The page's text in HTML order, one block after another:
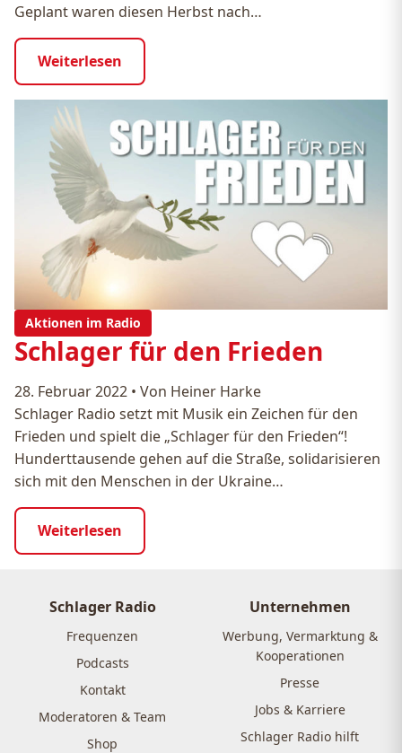
Geplant waren diesen Herbst nach…
Weiterlesen
Aktionen im Radio
Schlager für den Frieden
28. Februar 2022 • Von Heiner Harke
Schlager Radio setzt mit Musik ein Zeichen für den
Frieden und spielt die „Schlager für den Frieden“!
Hunderttausende gehen auf die Straße, solidarisieren
sich mit den Menschen in der Ukraine…
Weiterlesen
Schlager Radio
Frequenzen
Podcasts
Kontakt
Moderatoren & Team
Shop
Unternehmen
Werbung, Vermarktung &
Kooperationen
Presse
Jobs & Karriere
Schlager Radio hilft